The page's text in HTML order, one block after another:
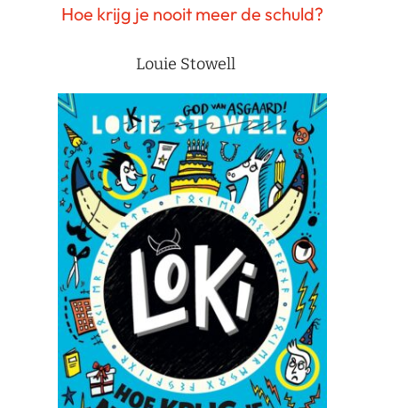
Hoe krijg je nooit meer de schuld?
Louie Stowell